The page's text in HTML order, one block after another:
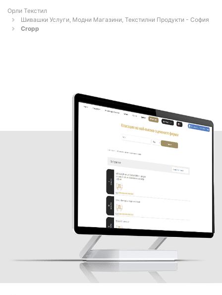
Орли Текстил
Шивашки Услуги, Модни Магазини, Текстилни Продукти - София
Cropp